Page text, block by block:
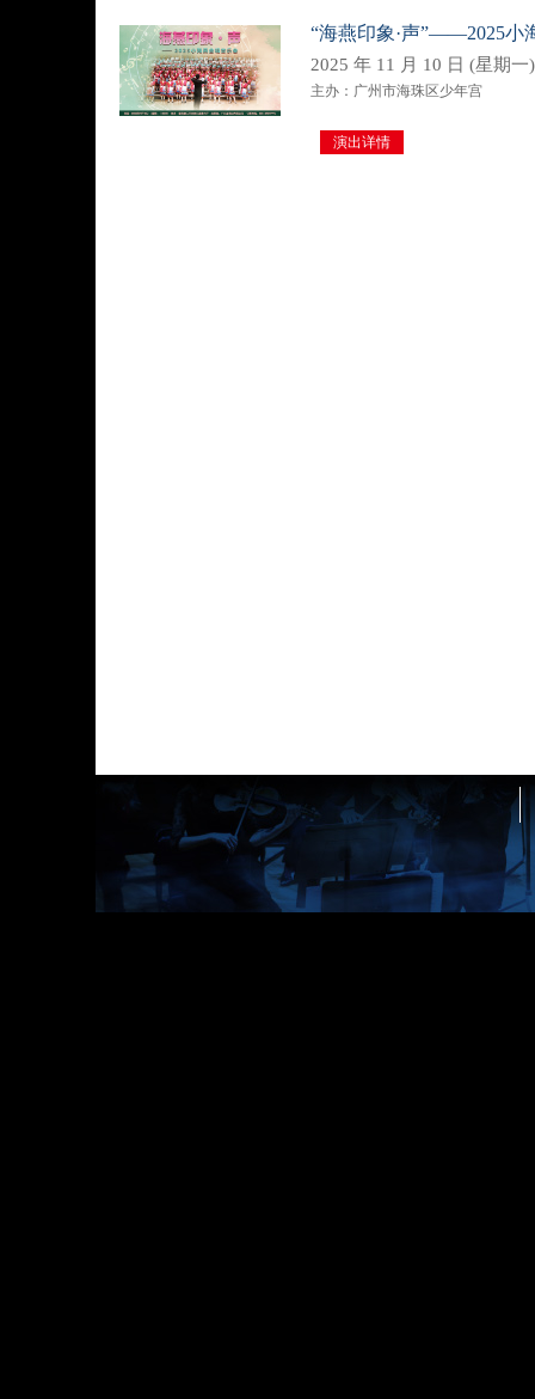
“海燕印象·声”——2025小
2025 年 11 月 10 日 (星期一
主办：广州市海珠区少年宫
演出详情